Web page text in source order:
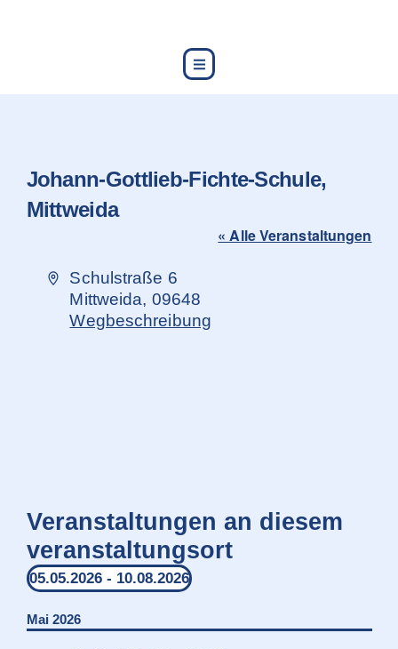
Johann-Gottlieb-Fichte-Schule,
Mittweida
« Alle Veranstaltungen
Adresse
Schulstraße 6
Mittweida, 09648
Wegbeschreibung
Veranstaltungen an diesem
veranstaltungsort
05.05.2026 - 10.08.2026
wählen.
Mai 2026